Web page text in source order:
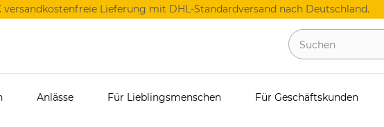
versandkostenfreie Lieferung mit DHL-Standardversand nach Deutschland.
Anlässe Für Lieblingsmenschen Für Geschäftskunden